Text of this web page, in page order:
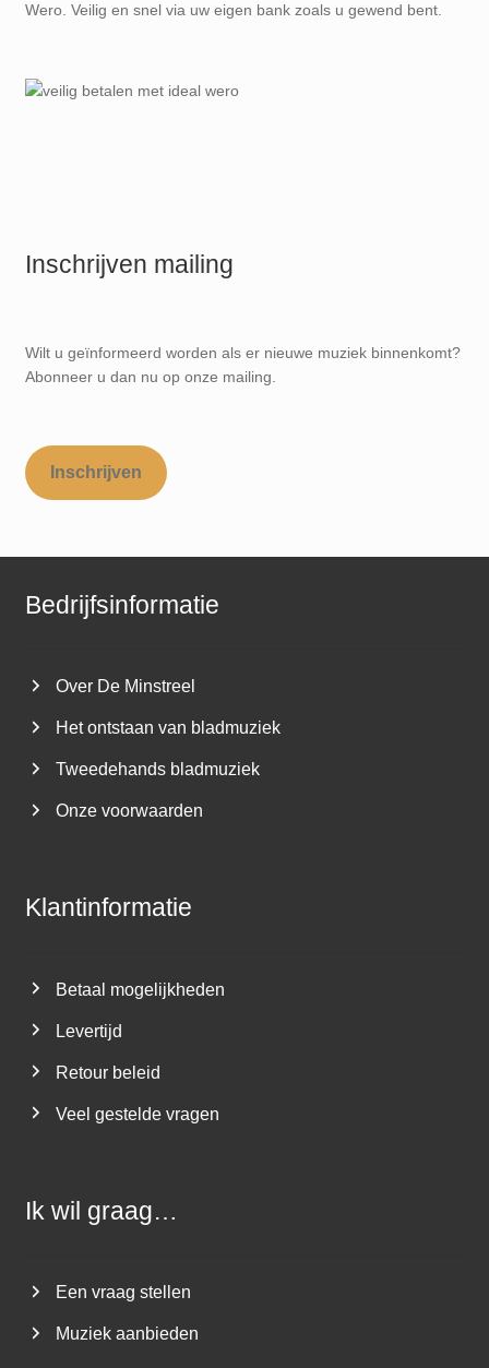
Wero. Veilig en snel via uw eigen bank zoals u gewend bent.
Inschrijven mailing
Wilt u geïnformeerd worden als er nieuwe muziek binnenkomt?
Abonneer u dan nu op onze mailing.
Inschrijven
Bedrijfsinformatie
Over De Minstreel
Het ontstaan van bladmuziek
Tweedehands bladmuziek
Onze voorwaarden
Klantinformatie
Betaal mogelijkheden
Levertijd
Retour beleid
Veel gestelde vragen
Ik wil graag…
Een vraag stellen
Muziek aanbieden